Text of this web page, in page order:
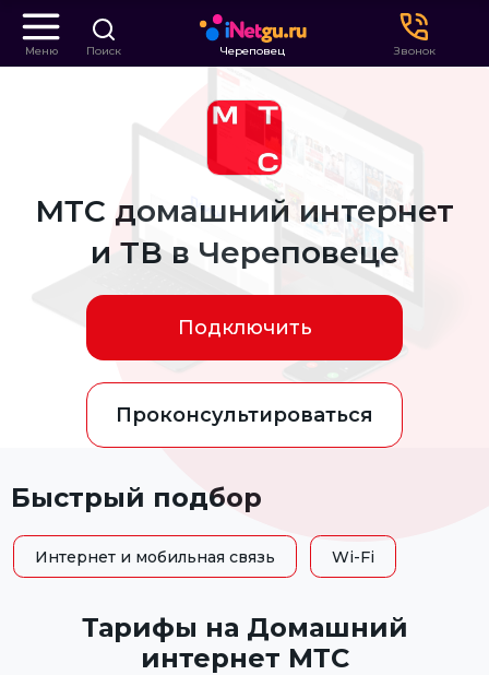
Меню Поиск Череповец Звонок
МТС домашний интернет
и ТВ в Череповеце
Подключить
Проконсультироваться
Быстрый подбор
Интернет и мобильная связь Wi-Fi
Тарифы на Домашний
интернет МТС